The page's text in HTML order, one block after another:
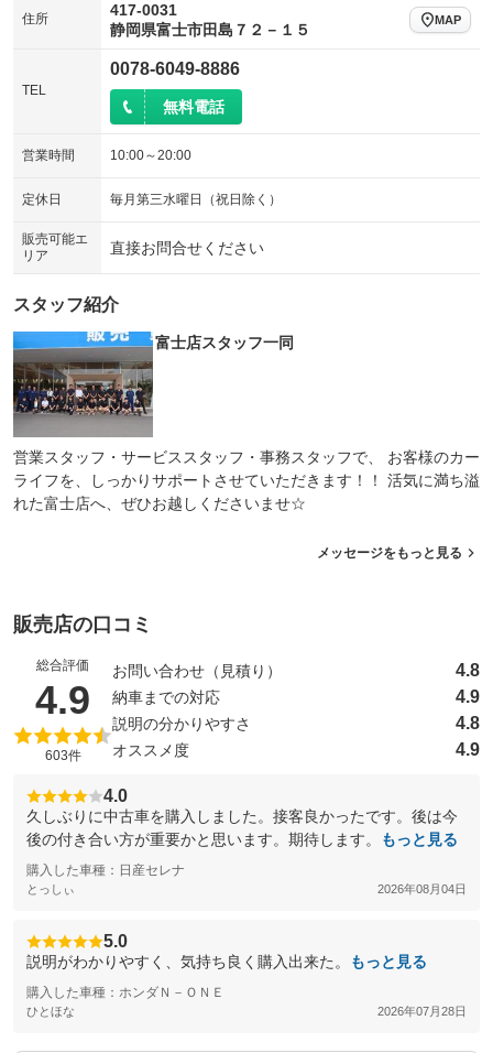
住所
417-0031
静岡県富士市田島７２－１５
MAP
TEL
0078-6049-8886
無料電話
営業時間 10:00～20:00
定休日 毎月第三水曜日（祝日除く）
販売可能エ
リア
直接お問合せください
スタッフ紹介
富士店スタッフ一同
営業スタッフ・サービススタッフ・事務スタッフで、 お客様のカー
ライフを、しっかりサポートさせていただきます！！ 活気に満ち溢
れた富士店へ、ぜひお越しくださいませ☆
メッセージをもっと見る
販売店の口コミ
総合評価
4.9 （5点満点中）
603件
お問い合わせ（見積り） 4.8
納車までの対応 4.9
説明の分かりやすさ 4.8
オススメ度 4.9
4.0
久しぶりに中古車を購入しました。接客良かったです。後は今
後の付き合い方が重要かと思います。期待します。
もっと見る
購入した車種：日産セレナ
とっしぃ 2026年08月04日
5.0
説明がわかりやすく、気持ち良く購入出来た。 もっと見る
購入した車種：ホンダＮ－ＯＮＥ
ひとほな 2026年07月28日